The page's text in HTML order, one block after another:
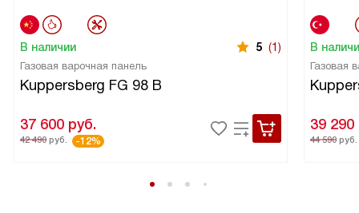
В наличии 5 (1)
Газовая варочная панель
Kuppersberg FG 98 B
37 600 руб.
42 490 руб. -12%
В
Газовая
39 290
44 590руб.